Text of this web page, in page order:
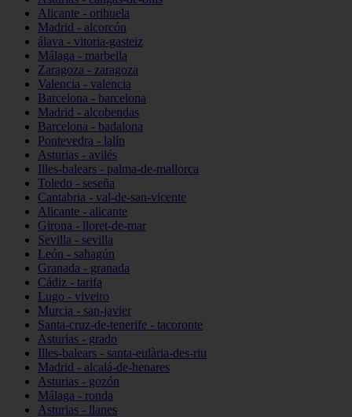
Alicante - orihuela
Madrid - alcorcón
álava - vitoria-gasteiz
Málaga - marbella
Zaragoza - zaragoza
Valencia - valencia
Barcelona - barcelona
Madrid - alcobendas
Barcelona - badalona
Pontevedra - lalín
Asturias - avilés
Illes-balears - palma-de-mallorca
Toledo - seseña
Cantabria - val-de-san-vicente
Alicante - alicante
Girona - lloret-de-mar
Sevilla - sevilla
León - sahagún
Granada - granada
Cádiz - tarifa
Lugo - viveiro
Murcia - san-javier
Santa-cruz-de-tenerife - tacoronte
Asturias - grado
Illes-balears - santa-eulària-des-riu
Madrid - alcalá-de-henares
Asturias - gozón
Málaga - ronda
Asturias - llanes